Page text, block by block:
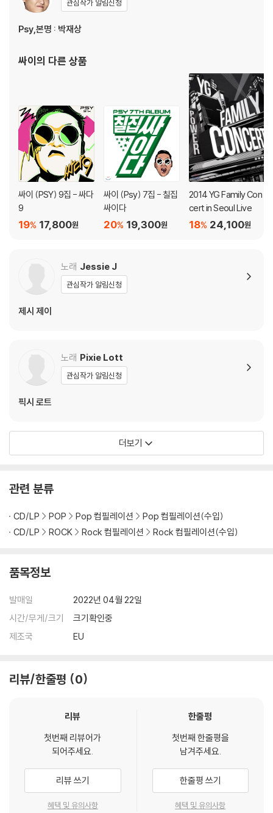
관심작가 알림신청
Psy,본명 : 박재상
싸이 의 다른 상품
싸이 (PSY) 9집 - 싸다
9
17,800원
19%
싸이 (Psy) 7집 - 칠집
싸이다
19,300원
20%
2014 YG Family Con
cert in Seoul Live
24,100원
18%
노래 Jessie J
관심작가 알림신청
제시 제이
노래 Pixie Lott
관심작가 알림신청
픽시 로트
더보기
관련 분류
CD/LP POP Pop 컴필레이션
Pop 컴필레이션(수입)
CD/LP
ROCK Rock 컴필레이션 Rock 컴필레이션(수입)
품목정보
발매일
2022년 04월 22일
시간/무게/크기
크기확인중
제조국
EU
리뷰/한줄평 0
리뷰
첫번째 리뷰어가
되어주세요.
리뷰 쓰기
혜택 및 유의사항
한줄평
첫번째 한줄평을
남겨주세요.
한줄평 쓰기
혜택 및 유의사항